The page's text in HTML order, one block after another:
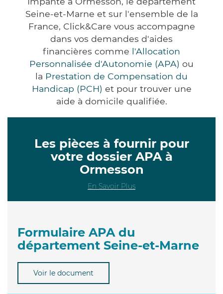
Seine-et-Marne et sur l'ensemble de la
France, Click&Care vous accompagne
dans vos demandes d'aides
financières comme l'Allocation
Personnalisée d'Autonomie (APA) ou
la Prestation de Compensation du
Handicap (PCH) et pour trouver une
aide à domicile qualifiée.
Les pièces à fournir pour
votre dossier APA à
Ormesson
En Savoir Plus
Formulaire APA du
département Seine-et-Marne
Voir le document